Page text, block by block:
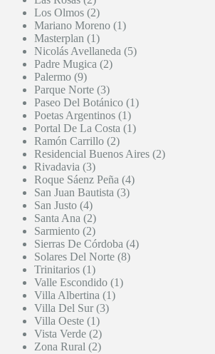
Los Olmos (2)
Mariano Moreno (1)
Masterplan (1)
Nicolás Avellaneda (5)
Padre Mugica (2)
Palermo (9)
Parque Norte (3)
Paseo Del Botánico (1)
Poetas Argentinos (1)
Portal De La Costa (1)
Ramón Carrillo (2)
Residencial Buenos Aires (2)
Rivadavia (3)
Roque Sáenz Peña (4)
San Juan Bautista (3)
San Justo (4)
Santa Ana (2)
Sarmiento (2)
Sierras De Córdoba (4)
Solares Del Norte (8)
Trinitarios (1)
Valle Escondido (1)
Villa Albertina (1)
Villa Del Sur (3)
Villa Oeste (1)
Vista Verde (2)
Zona Rural (2)